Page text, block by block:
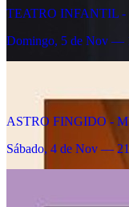
TEATRO INFANTIL -
Domingo, 5 de Nov —
ASTRO FINGIDO -
Sábado, 4 de Nov —